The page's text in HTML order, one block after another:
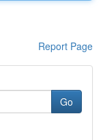
Report Page
Go